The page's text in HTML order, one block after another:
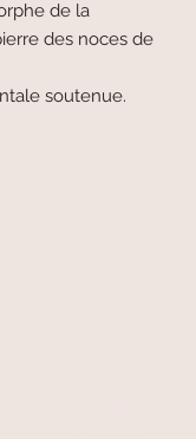
de la
des noces de
soutenue.